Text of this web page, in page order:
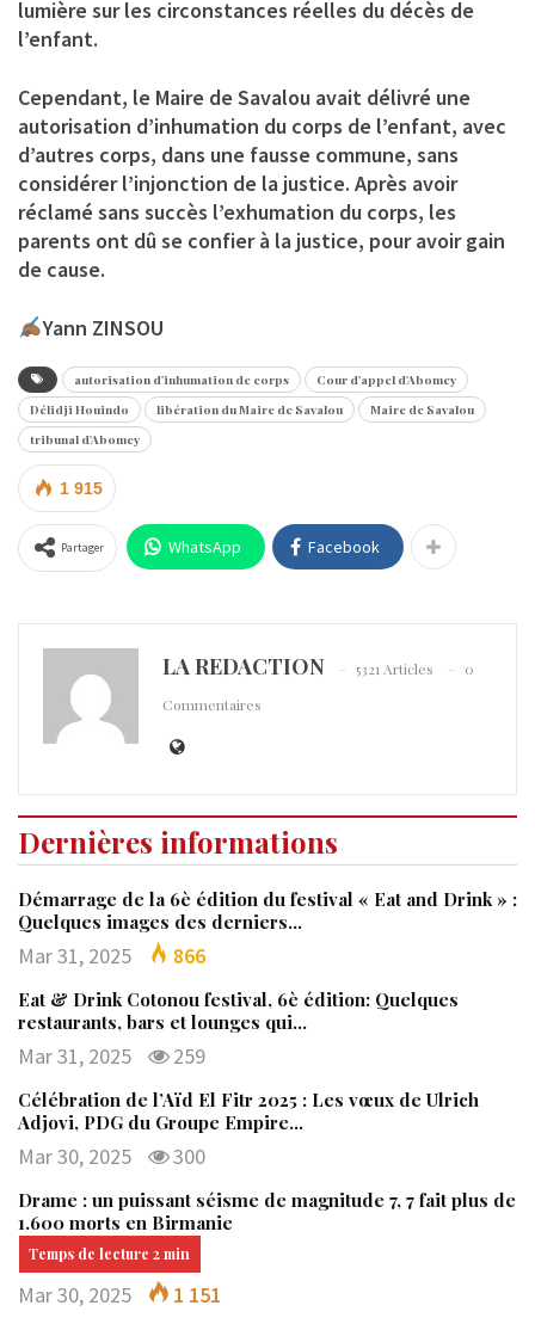
lumière sur les circonstances réelles du décès de
l’enfant.
Cependant, le Maire de Savalou avait délivré une
autorisation d’inhumation du corps de l’enfant, avec
d’autres corps, dans une fausse commune, sans
considérer l’injonction de la justice. Après avoir
réclamé sans succès l’exhumation du corps, les
parents ont dû se confier à la justice, pour avoir gain
de cause.
Yann ZINSOU
autorisation d'inhumation de corps
Cour d'appel d'Abomey
Délidji Houindo
libération du Maire de Savalou
Maire de Savalou
tribunal d'Abomey
1 915
Partager WhatsApp Facebook
LA REDACTION 5321 Articles
0
Commentaires
Dernières informations
Démarrage de la 6è édition du festival « Eat and Drink » :
Quelques images des derniers…
Mar 31, 2025 866
Eat & Drink Cotonou festival, 6è édition: Quelques
restaurants, bars et lounges qui…
Mar 31, 2025 259
Célébration de l’Aïd El Fitr 2025 : Les vœux de Ulrich
Adjovi, PDG du Groupe Empire…
Mar 30, 2025 300
Drame : un puissant séisme de magnitude 7, 7 fait plus de
1.600 morts en Birmanie
Mar 30, 2025 1 151